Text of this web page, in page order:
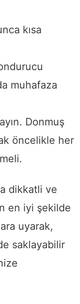
kısa
muhafaza
Donmuş
öncelikle her
dikkatli ve
en iyi şekilde
uyarak,
saklayabilir